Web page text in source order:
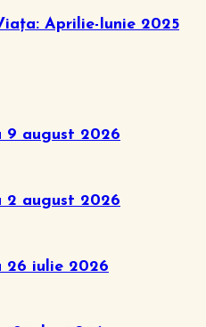
Aprilie-Iunie 2025
9 august 2026
2 august 2026
26 iulie 2026